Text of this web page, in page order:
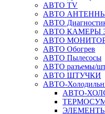
АВТО TV
АВТО
АВТО
АВТО КАМЕРЫ
АВТО
АВТО Обогрев
АВТО Пылесосы
АВТО разъемы/
АВТО ШТУЧКИ
АВТО-
АВТО-